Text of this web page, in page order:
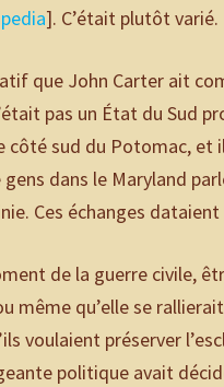
]. C’était plutôt varié.
que John Carter ait
pas un État du Sud
côté sud du Potomac, et
gens dans le Maryland
Ces échanges
de la guerre civile,
même qu’elle se
voulaient préserver
politique avait